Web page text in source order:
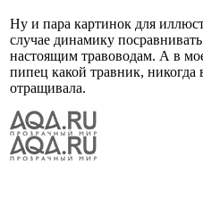
Ну и пара картинок для
случае динамику
настоящим травоводам. А в
пипец какой травник, никогда
отращивала.